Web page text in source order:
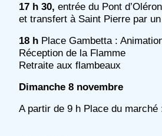
17 h 30, entrée du Pont
et transfert à Saint Pierre par
18 h Place Gambetta :
Réception de la Flamme
Retraite aux flambeaux
Dimanche 8 novembre
A partir de 9 h Place du